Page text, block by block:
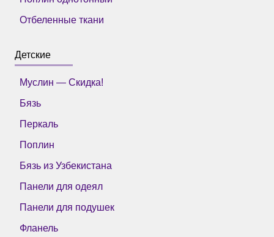
Отбеленные ткани
Детские
Муслин — Скидка!
Бязь
Перкаль
Поплин
Бязь из Узбекистана
Панели для одеял
Панели для подушек
Фланель